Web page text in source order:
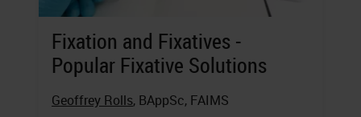
Fixation and Fixatives -
Popular Fixative Solutions
Geoffrey Rolls, BAppSc, FAIMS